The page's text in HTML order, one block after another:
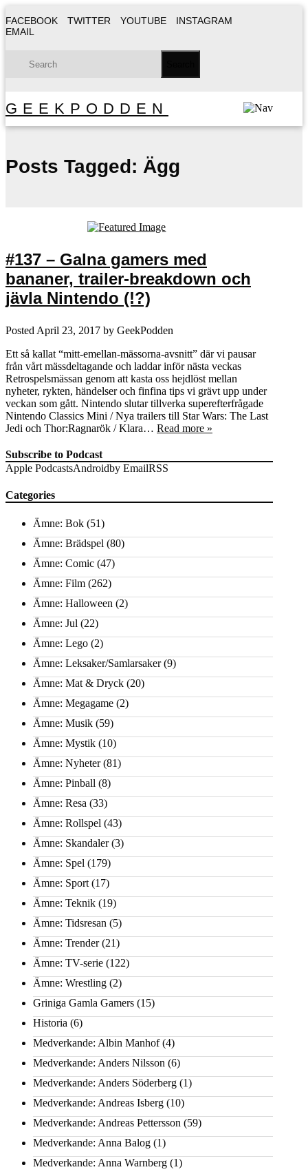
FACEBOOK TWITTER YOUTUBE
INSTAGRAM
EMAIL
GEEKPODDEN
Posts Tagged: Ägg
#137 – Galna gamers med
bananer, trailer-breakdown och
jävla Nintendo (!?)
Posted April 23, 2017 by GeekPodden
Ett så kallat “mitt-emellan-mässorna-avsnitt” där vi pausar
från vårt mässdeltagande och laddar inför nästa veckas
Retrospelsmässan genom att kasta oss hejdlöst mellan
nyheter, rykten, händelser och finfina tips vi grävt upp under
veckan som gått. Nintendo slutar tillverka superefterfrågade
Nintendo Classics Mini / Nya trailers till Star Wars: The Last
Jedi och Thor:Ragnarök / Klara… Read more »
Subscribe to Podcast
Apple PodcastsAndroidby EmailRSS
Categories
Ämne: Bok (51)
Ämne: Brädspel (80)
Ämne: Comic (47)
Ämne: Film (262)
Ämne: Halloween (2)
Ämne: Jul (22)
Ämne: Lego (2)
Ämne: Leksaker/Samlarsaker(9)
Ämne: Mat & Dryck (20)
Ämne: Megagame (2)
Ämne: Musik (59)
Ämne: Mystik (10)
Ämne: Nyheter(81)
Ämne: Pinball (8)
Ämne: Resa (33)
Ämne: Rollspel (43)
Ämne: Skandaler(3)
Ämne: Spel (179)
Ämne: Sport (17)
Ämne: Teknik (19)
Ämne: Tidsresan (5)
Ämne: Trender(21)
Ämne: TV-serie (122)
Ämne: Wrestling (2)
Griniga Gamla Gamers (15)
Historia (6)
Medverkande: Albin Manhof(4)
Medverkande: Anders Nilsson (6)
Medverkande: Anders Söderberg (1)
Medverkande: Andreas Isberg (10)
Medverkande: Andreas Pettersson (59)
Medverkande: Anna Balog (1)
Medverkande: Anna Warnberg (1)